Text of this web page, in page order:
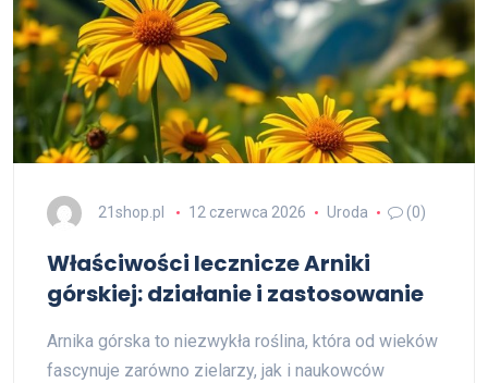
21shop.pl 12 czerwca 2026 Uroda (0)
Właściwości lecznicze Arniki
górskiej: działanie i zastosowanie
Arnika górska to niezwykła roślina, która od wieków
fascynuje zarówno zielarzy, jak i naukowców